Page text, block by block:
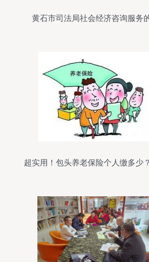
黄石市司法局社会经济咨询服务
超实用！包头养老保险个人缴多少